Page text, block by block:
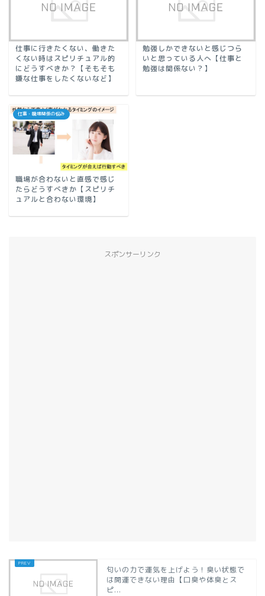
仕事に行きたくない、働きた
くない時はスピリチュアル的
にどうすべきか？【そもそも
嫌な仕事をしたくないなど】
勉強しかできないと感じつら
いと思っている人へ【仕事と
勉強は関係ない？】
仕事・職場関係の悩み
職場が合わないと直感で感じ
たらどうすべきか【スピリチ
ュアルと合わない環境】
スポンサーリンク
匂いの力で運気を上げよう！臭い状態で
は開運できない理由【口臭や体臭とス
ピ...